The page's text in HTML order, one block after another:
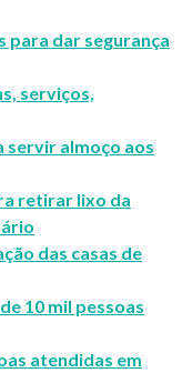
para dar segurança
serviços,
servir almoço aos
retirar lixo da
das casas de
10 mil pessoas
atendidas em